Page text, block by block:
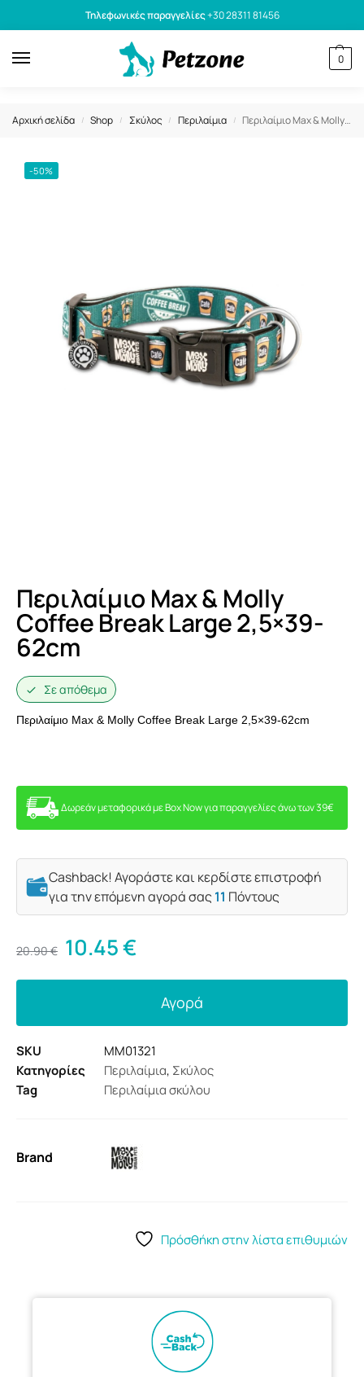
Τηλεφωνικές παραγγελίες+30 28311 81456
0
Αρχική σελίδα / Shop / Σκύλος / Περιλαίμια / Περιλαίμιο Max & Molly Coffee Break Large 2,5×39-62cm
-50%
Περιλαίμιο Max & Molly
Coffee Break Large 2,5×39-
62cm
Σε απόθεμα
Περιλαίμιο Max & Molly Coffee Break Large 2,5×39-62cm
Δωρεάν μεταφορικά με Box Now για παραγγελίες άνω των 39€
Cashback! Αγοράστε και κερδίστε επιστροφή
για την επόμενη αγορά σας11 Πόντους
20.90€ 10.45€
Αγορά
SKU
MM01321
Κατηγορίες
Περιλαίμια, Σκύλος
Tag
Περιλαίμια σκύλου
Brand
Πρόσθήκη στην λίστα επιθυμιών